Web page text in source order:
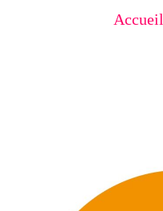
Accueil